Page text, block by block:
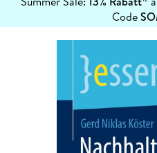
Code
erfahren